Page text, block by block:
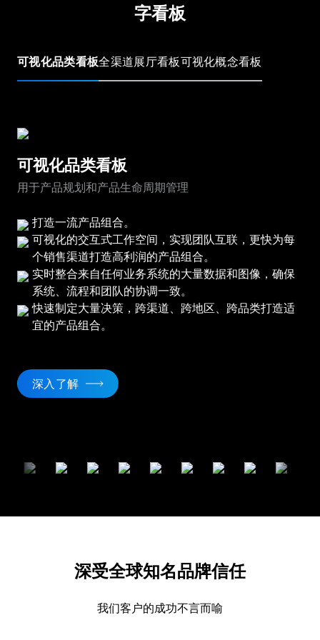
字看板
可视化品类看板全渠道展厅看板可视化概念看板
可视化品类看板
用于产品规划和产品生命周期管理
打造一流产品组合。
可视化的交互式工作空间，实现团队互联，更快为每
个销售渠道打造高利润的产品组合。
实时整合来自任何业务系统的大量数据和图像，确保
系统、流程和团队的协调一致。
快速制定大量决策，跨渠道、跨地区、跨品类打造适
宜的产品组合。
深入了解
深受全球知名品牌信任
我们客户的成功不言而喻